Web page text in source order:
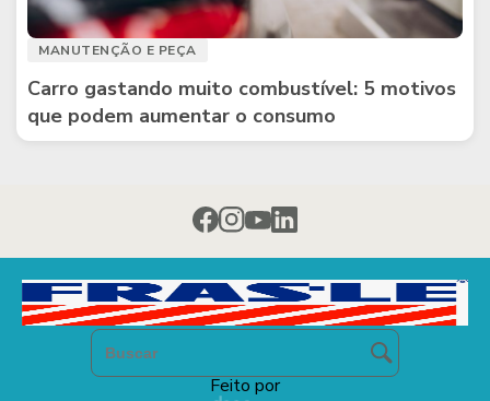
MANUTENÇÃO E PEÇA
Carro gastando muito combustível: 5 motivos
que podem aumentar o consumo
Feito por